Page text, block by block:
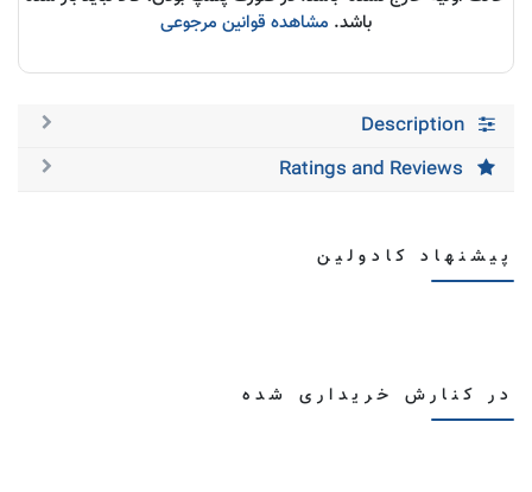
باشد. مشاهده قوانین مرجوعی
Description
Ratings and Reviews
پیشنهاد کادولین
در کنارش خریداری شده